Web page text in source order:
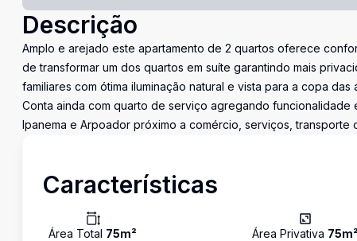
Descrição
Amplo e arejado este apartamento de 2 quartos oferece
de transformar um dos quartos em suíte garantindo mais
familiares com ótima iluminação natural e vista para a copa
Conta ainda com quarto de serviço agregando
Ipanema e Arpoador próximo a comércio, serviços, transporte
Características
Área Total 75m² Área Privativa 75m²